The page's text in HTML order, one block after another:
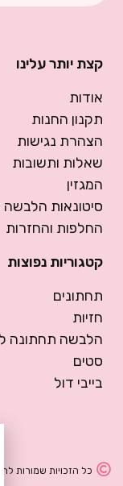
קצת יותר עלינו
אודות
תקנון החנות
הצהרת נגישות
שאלות ותשובות
המגזין
סיטונאות
החלפות והחזרות
קטגוריות נפוצות
תחתונים
חזיות
הלבשה תחתונה
סטים
בייבי דול
כל הזכויות שמורות